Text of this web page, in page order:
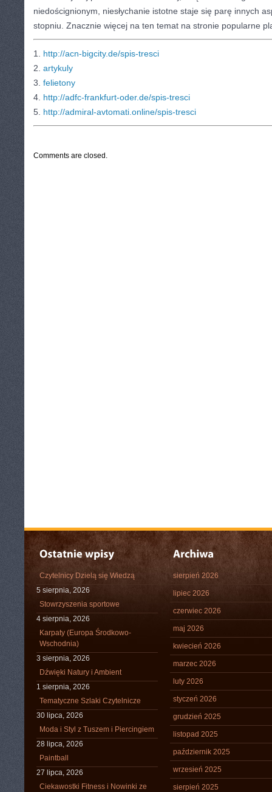
niedoścignionym, niesłychanie istotne staje się parę innych
stopniu. Znacznie więcej na ten temat na stronie popularne
1. http://acn-bigcity.de/spis-tresci
2. artykuly
3. felietony
4. http://adfc-frankfurt-oder.de/spis-tresci
5. http://admiral-avtomati.online/spis-tresci
Comments are closed.
Czytelnicy Dzielą się Wiedzą
5 sierpnia, 2026
Stowrzyszenia sportowe
4 sierpnia, 2026
Karpaty (Europa Środkowo-
Wschodnia)
3 sierpnia, 2026
Dźwięki Natury i Ambient
1 sierpnia, 2026
Tematyczne Szlaki Czytelnicze
30 lipca, 2026
Moda i Styl z Tuszem i Piercingiem
28 lipca, 2026
Paintball
27 lipca, 2026
Ciekawostki Fitness i Nowinki ze
sierpień 2026
lipiec 2026
czerwiec 2026
maj 2026
kwiecień 2026
marzec 2026
luty 2026
styczeń 2026
grudzień 2025
listopad 2025
październik 2025
wrzesień 2025
sierpień 2025